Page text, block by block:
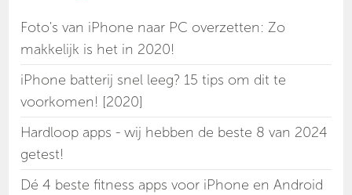
Foto's van iPhone naar PC overzetten: Zo
makkelijk is het in 2020!
iPhone batterij snel leeg? 15 tips om dit te
voorkomen! [2020]
Hardloop apps - wij hebben de beste 8 van 2024
getest!
Dé 4 beste fitness apps voor iPhone en Android